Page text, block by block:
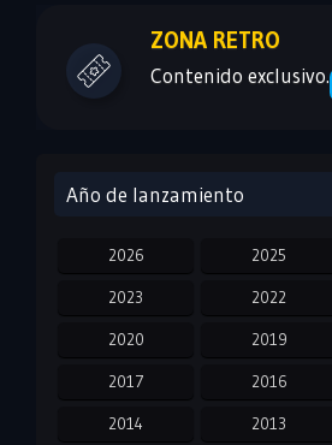
ZONA RETRO
Contenido exclusivo.
Año de lanzamiento
2026 2025
2023 2022
2020 2019
2017 2016
2014 2013